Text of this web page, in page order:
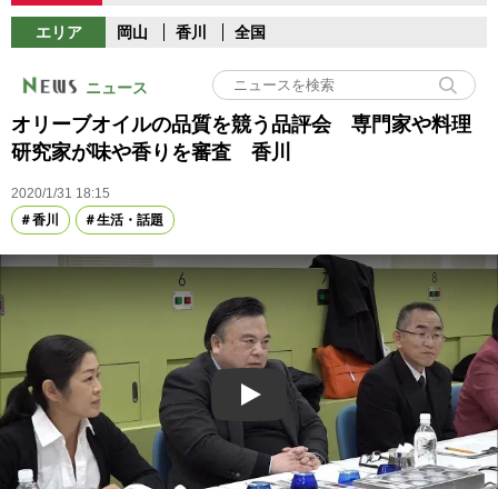
エリア 岡山 香川 全国
ニュース
オリーブオイルの品質を競う品評会 専門家や料理
研究家が味や香りを審査 香川
2020/1/31 18:15
香川
生活・話題
Play